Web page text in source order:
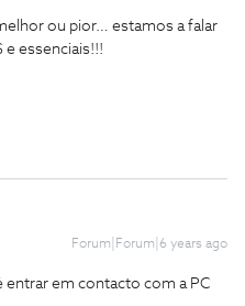
ou pior… estamos a falar
e essenciais!!!
Forum|Forum|6 years ago
em contacto com a PC